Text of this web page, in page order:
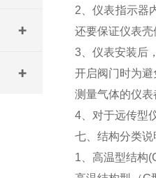
2、仪表指示器
还要保证仪表
3、仪表安装后
开启阀门时为
测量气体的仪
4、对于远传型
七、结构分类说
1、高温型结构